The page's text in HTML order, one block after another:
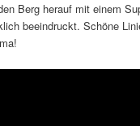
Berg herauf mit einem
beeindruckt. Schöne